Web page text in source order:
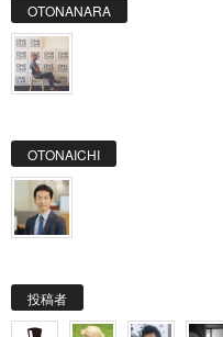
OTONANARA
OTONAICHI
投稿者